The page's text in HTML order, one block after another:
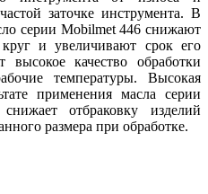
заточке инструмента. В
серии Mobilmet 446 снижают
и увеличивают срок его
качество обработки
температуры. Высокая
применения масла серии
отбраковку изделий
размера при обработке.